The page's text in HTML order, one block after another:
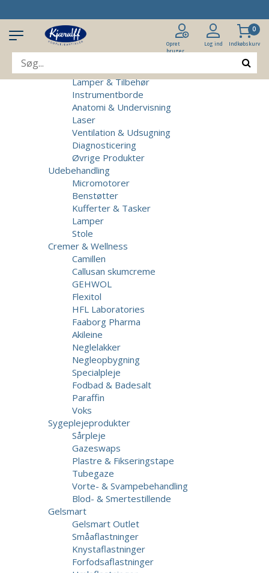
Opret
bruger
Log ind
0
Indkøbskurv
Klinikudstyr
Patientstole
Massagebrikse
Lamper & Tilbehør
Instrumentborde
Anatomi & Undervisning
Laser
Ventilation & Udsugning
Diagnosticering
Øvrige Produkter
Udebehandling
Micromotorer
Benstøtter
Kufferter & Tasker
Lamper
Stole
Cremer & Wellness
Camillen
Callusan skumcreme
GEHWOL
Flexitol
HFL Laboratories
Faaborg Pharma
Akileine
Neglelakker
Negleopbygning
Specialpleje
Fodbad & Badesalt
Paraffin
Voks
Sygeplejeprodukter
Sårpleje
Gazeswaps
Plastre & Fikseringstape
Tubegaze
Vorte- & Svampebehandling
Blod- & Smertestillende
Gelsmart
Gelsmart Outlet
Småaflastninger
Knystaflastninger
Forfodsaflastninger